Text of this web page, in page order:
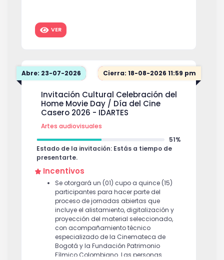
VER
Abre: 23-07-2026 Cierra: 18-08-2026 11:59 pm
Invitación Cultural Celebración del
Home Movie Day / Día del Cine
Casero 2026 - IDARTES
Artes audiovisuales
51%
Estado de la invitación: Estás a tiempo de
presentarte.
Incentivos
Se otorgará un (01) cupo a quince (15)
participantes para hacer parte del
proceso de jornadas abiertas que
incluye el alistamiento, digitalización y
proyección del material seleccionado,
con acompañamiento técnico
especializado de la Cinemateca de
Bogotá y la Fundación Patrimonio
Fílmico Colombiano. Las personas